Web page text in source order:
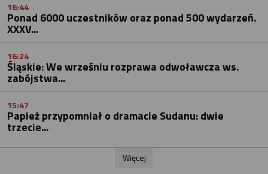
16:44
Ponad 6000 uczestników oraz ponad 500 wydarzeń.
XXXV...
16:24
Śląskie: We wrześniu rozprawa odwoławcza ws.
zabójstwa...
15:47
Papież przypomniał o dramacie Sudanu: dwie
trzecie...
Więcej